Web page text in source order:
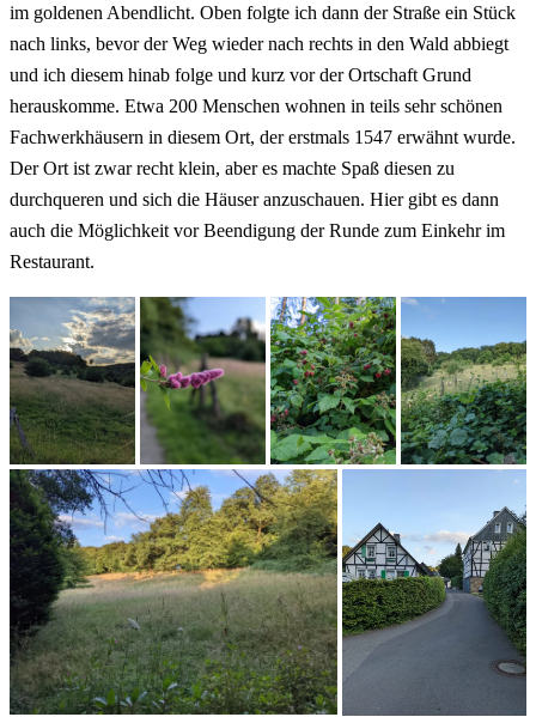
im goldenen Abendlicht. Oben folgte ich dann der Straße ein Stück
nach links, bevor der Weg wieder nach rechts in den Wald abbiegt
und ich diesem hinab folge und kurz vor der Ortschaft Grund
herauskomme. Etwa 200 Menschen wohnen in teils sehr schönen
Fachwerkhäusern in diesem Ort, der erstmals 1547 erwähnt wurde.
Der Ort ist zwar recht klein, aber es machte Spaß diesen zu
durchqueren und sich die Häuser anzuschauen. Hier gibt es dann
auch die Möglichkeit vor Beendigung der Runde zum Einkehr im
Restaurant.